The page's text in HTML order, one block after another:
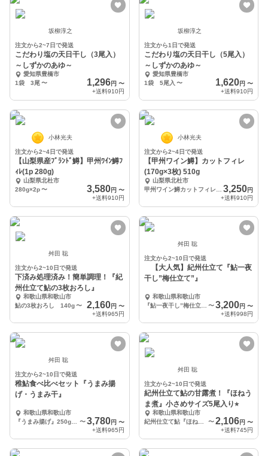
坂柳淳之
注文から2~7日で発送
こだわり塩の天日干し（3尾入）
～しずかのあゆ～
愛知県豊橋市
1袋 3尾〜 1,296円 〜
+送料910円
坂柳淳之
注文から1日で発送
こだわり塩の天日干し（5尾入）
～しずかのあゆ～
愛知県豊橋市
1袋 5尾入 〜 1,620円 〜
+送料910円
小林光夫
注文から2~4日で発送
【山梨県産ﾌﾞﾗﾝﾄﾞ鱒】甲州ﾜｲﾝ鱒ﾌ
ｨﾚ(1p 280g)
山梨県北杜市
280g×2p〜 3,580円 〜
+送料910円
小林光夫
注文から2~4日で発送
【甲州ワイン鱒】カットフィレ
(170g×3枚) 510g
山梨県北杜市
3,250円
+送料910円
舛田 聡
注文から2~10日で発送
下済み処理済み！簡単調理！『紀
州仕立て鮎の3枚おろし』
和歌山県和歌山市
鮎の3枚おろし 140g〜 2,160円 〜
+送料965円
舛田 聡
注文から2~10日で発送
【大人気】紀州仕立て『鮎一夜
干し”梅仕立て”』
和歌山県和歌山市
『鮎一夜干し”梅仕立て”』中サイズ×7尾
〜3,200円 〜
+送料998円
舛田 聡
注文から2~10日で発送
稚鮎食べ比べセット『うまみ揚
げ・うまみ干』
和歌山県和歌山市
〜 3,780円 〜
+送料965円
舛田 聡
注文から2~10日で発送
紀州仕立て鮎の甘露煮！『ほねう
ま煮』小さめサイズ5尾入り⭐︎
和歌山県和歌山市
紀州仕立て鮎『ほねうま煮』×5
〜2,106円 〜
+送料745円